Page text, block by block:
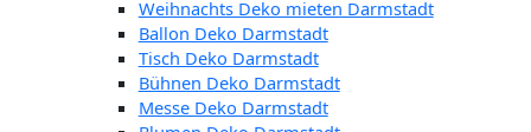
Weihnachts Deko mieten Darmstadt
Ballon Deko Darmstadt
Tisch Deko Darmstadt
Bühnen Deko Darmstadt
Messe Deko Darmstadt